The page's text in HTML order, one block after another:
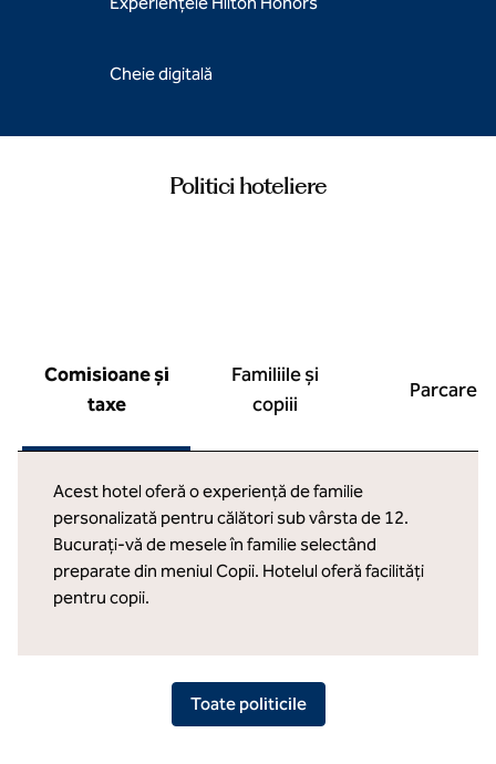
Cheie digitală
Politici hoteliere
Comisioane și
taxe
Familiile și
copiii
Parcare
Acest hotel oferă o experiență de familie
personalizată pentru călători sub vârsta de 12.
Bucurați-vă de mesele în familie selectând
preparate din meniul Copii. Hotelul oferă facilități
pentru copii.
Toate politicile